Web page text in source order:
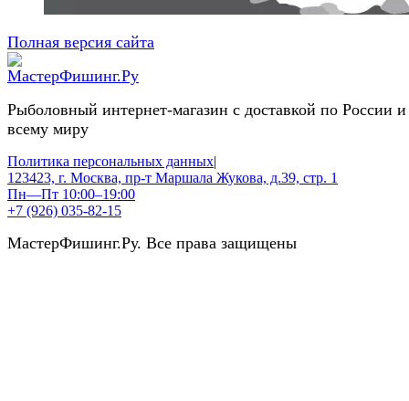
Полная версия сайта
Рыболовный интернет-магазин с доставкой по России и
всему миру
Политика персональных данных|
123423, г. Москва, пр-т Маршала Жукова, д.39, стр. 1
Пн—Пт 10:00–19:00
+7 (926) 035-82-15
МастерФишинг.Ру. Все права защищены